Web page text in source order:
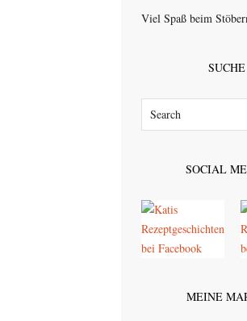
Viel Spaß beim
SUCHE
SOCIAL
MEINE